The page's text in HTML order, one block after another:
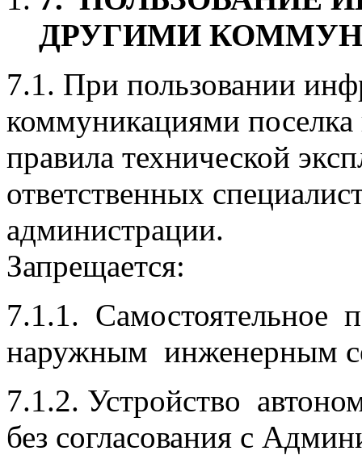
ДРУГИМИ
7.1. При пользовании
коммуникациями
правила технической
ответственных
Запрещается:
7.1.1. Самостоятельное
наружным инженерным
7.1.2. Устройство
без согласования с